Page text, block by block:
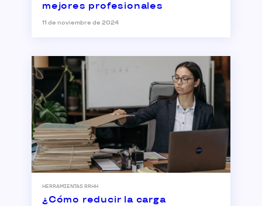
mejores profesionales
11 de noviembre de 2024
HERRAMIENTAS RRHH
¿Cómo reducir la carga